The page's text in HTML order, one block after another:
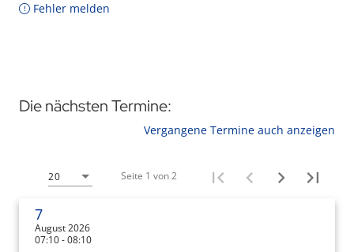
Fehler melden
Die nächsten Termine:
Vergangene Termine auch anzeigen
20 Seite 1 von 2
7
August 2026
07:10 - 08:10